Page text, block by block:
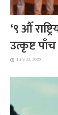
‘९ औँ
उत्कृष्ट
July 22, 2026